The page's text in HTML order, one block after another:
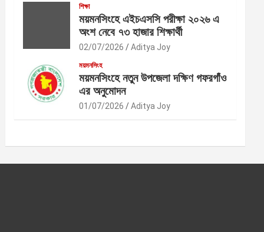
শিক্ষা
ময়মনসিংহে এইচএসসি পরীক্ষা ২০২৬ এ
অংশ নেবে ৭৩ হাজার শিক্ষার্থী
02/07/2026 Aditya Joy
ময়মনসিংহ
ময়মনসিংহে নতুন উপজেলা দক্ষিণ গফরগাঁও
এর অনুমোদন
01/07/2026 Aditya Joy